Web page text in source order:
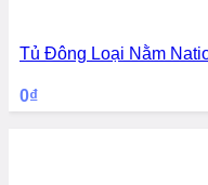
Tủ Đông Loại Nằm
0₫